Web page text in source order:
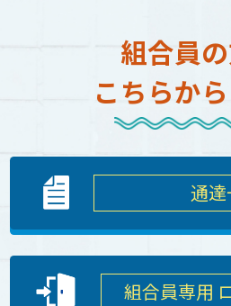
組合員
こちらか
通
組合員専用